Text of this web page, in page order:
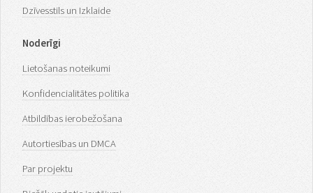
Dzīvesstils un Izklaide
Noderīgi
Lietošanas noteikumi
Konfidencialitātes politika
Atbildības ierobežošana
Autortiesības un DMCA
Par projektu